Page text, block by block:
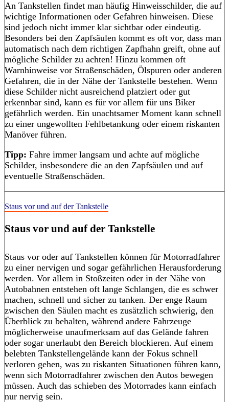
An Tankstellen findet man häufig Hinweisschilder, die auf
wichtige Informationen oder Gefahren hinweisen. Diese
sind jedoch nicht immer klar sichtbar oder eindeutig.
Besonders bei den Zapfsäulen kommt es oft vor, dass man
automatisch nach dem richtigen Zapfhahn greift, ohne auf
mögliche Schilder zu achten! Hinzu kommen oft
Warnhinweise vor Straßenschäden, Ölspuren oder anderen
Gefahren, die in der Nähe der Tankstelle bestehen. Wenn
diese Schilder nicht ausreichend platziert oder gut
erkennbar sind, kann es für vor allem für uns Biker
gefährlich werden. Ein unachtsamer Moment kann schnell
zu einer ungewollten Fehlbetankung oder einem riskanten
Manöver führen.
Tipp: Fahre immer langsam und achte auf mögliche
Schilder, insbesondere die an den Zapfsäulen und auf
eventuelle Straßenschäden.
Staus vor und auf der Tankstelle
Staus vor und auf der Tankstelle
Staus vor oder auf Tankstellen können für Motorradfahrer
zu einer nervigen und sogar gefährlichen Herausforderung
werden. Vor allem in Stoßzeiten oder in der Nähe von
Autobahnen entstehen oft lange Schlangen, die es schwer
machen, schnell und sicher zu tanken. Der enge Raum
zwischen den Säulen macht es zusätzlich schwierig, den
Überblick zu behalten, während andere Fahrzeuge
möglicherweise unaufmerksam auf das Gelände fahren
oder sogar unerlaubt den Bereich blockieren. Auf einem
belebten Tankstellengelände kann der Fokus schnell
verloren gehen, was zu riskanten Situationen führen kann,
wenn sich Motorradfahrer zwischen den Autos bewegen
müssen. Auch das schieben des Motorrades kann einfach
nur nervig sein.